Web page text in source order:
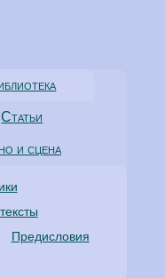
Статьи
и сцена
Предисловия